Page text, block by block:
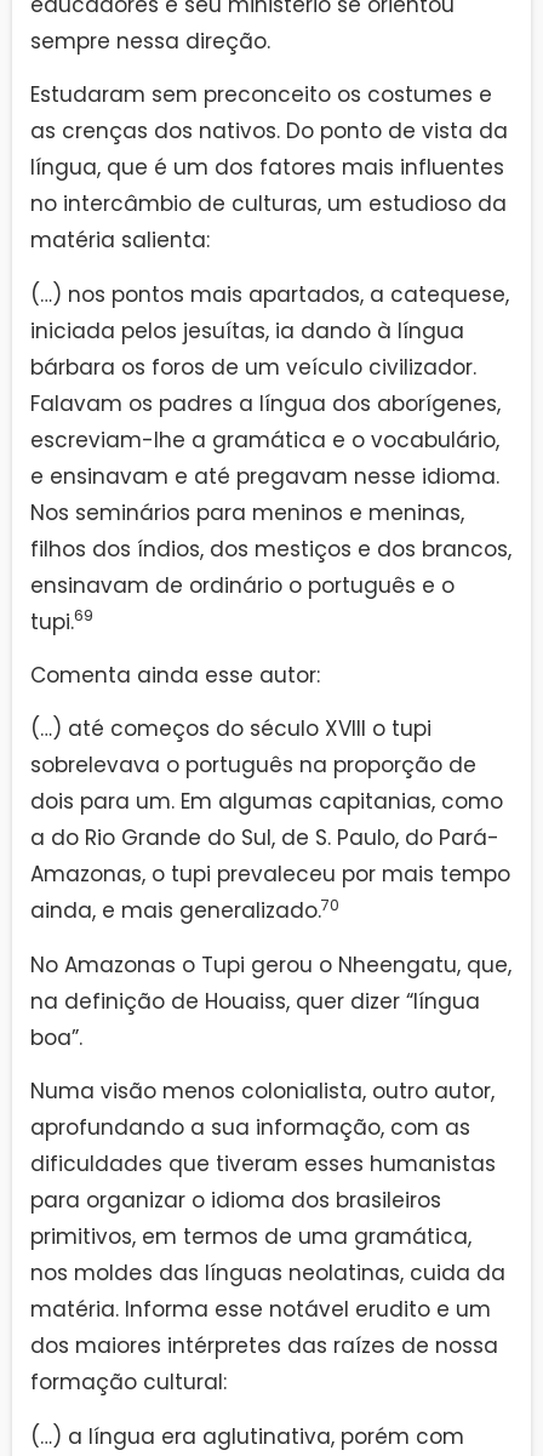
sempre nessa direção.
Estudaram sem preconceito os costumes e
as crenças dos nativos. Do ponto de vista da
língua, que é um dos fatores mais influentes
no intercâmbio de culturas, um estudioso da
matéria salienta:
(…) nos pontos mais apartados, a catequese,
iniciada pelos jesuítas, ia dando à língua
bárbara os foros de um veículo civilizador.
Falavam os padres a língua dos aborígenes,
escreviam-lhe a gramática e o vocabulário,
e ensinavam e até pregavam nesse idioma.
Nos seminários para meninos e meninas,
filhos dos índios, dos mestiços e dos brancos,
ensinavam de ordinário o português e o
tupi.69
Comenta ainda esse autor:
(…) até começos do século XVIII o tupi
sobrelevava o português na proporção de
dois para um. Em algumas capitanias, como
a do Rio Grande do Sul, de S. Paulo, do Pará-
Amazonas, o tupi prevaleceu por mais tempo
ainda, e mais generalizado.70
No Amazonas o Tupi gerou o Nheengatu, que,
na definição de Houaiss, quer dizer “língua
boa”.
Numa visão menos colonialista, outro autor,
aprofundando a sua informação, com as
dificuldades que tiveram esses humanistas
para organizar o idioma dos brasileiros
primitivos, em termos de uma gramática,
nos moldes das línguas neolatinas, cuida da
matéria. Informa esse notável erudito e um
dos maiores intérpretes das raízes de nossa
formação cultural:
(…) a língua era aglutinativa, porém com